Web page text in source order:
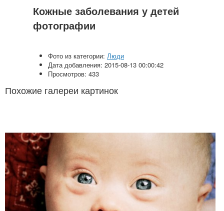
Кожные заболевания у детей
фотографии
Фото из категории: Люди
Дата добавления: 2015-08-13 00:00:42
Просмотров: 433
Похожие галереи картинок